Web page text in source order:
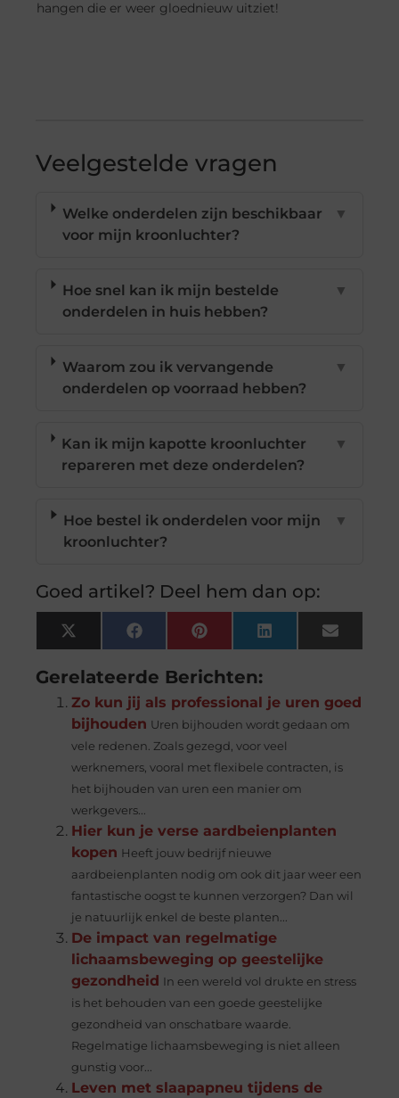
hangen die er weer gloednieuw uitziet!
Veelgestelde vragen
Welke onderdelen zijn beschikbaar
voor mijn kroonluchter?
▼
Hoe snel kan ik mijn bestelde
onderdelen in huis hebben?
▼
Waarom zou ik vervangende
onderdelen op voorraad hebben?
▼
Kan ik mijn kapotte kroonluchter
repareren met deze onderdelen?
▼
Hoe bestel ik onderdelen voor mijn
kroonluchter?
▼
Goed artikel? Deel hem dan op:
X
(Twitter)
FacebookPinterestLinkedInEmail
Gerelateerde Berichten:
Zo kun jij als professional je uren goed
bijhouden Uren bijhouden wordt gedaan om
vele redenen. Zoals gezegd, voor veel
werknemers, vooral met flexibele contracten, is
het bijhouden van uren een manier om
werkgevers...
Hier kun je verse aardbeienplanten
kopen Heeft jouw bedrijf nieuwe
aardbeienplanten nodig om ook dit jaar weer een
fantastische oogst te kunnen verzorgen? Dan wil
je natuurlijk enkel de beste planten...
De impact van regelmatige
lichaamsbeweging op geestelijke
gezondheid In een wereld vol drukte en stress
is het behouden van een goede geestelijke
gezondheid van onschatbare waarde.
Regelmatige lichaamsbeweging is niet alleen
gunstig voor...
Leven met slaapapneu tijdens de